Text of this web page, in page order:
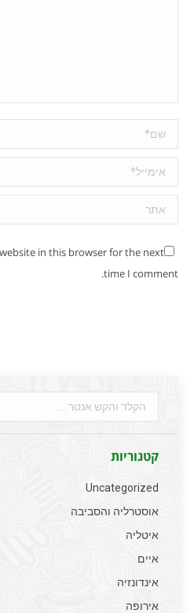
שם *
אימייל *
אתר
in this browser for the next
time I comment.
Search:
קטגוריות
Uncategorized
אוסטרליה והסביבה
איטליה
איים
אינדונזיה
אירופה